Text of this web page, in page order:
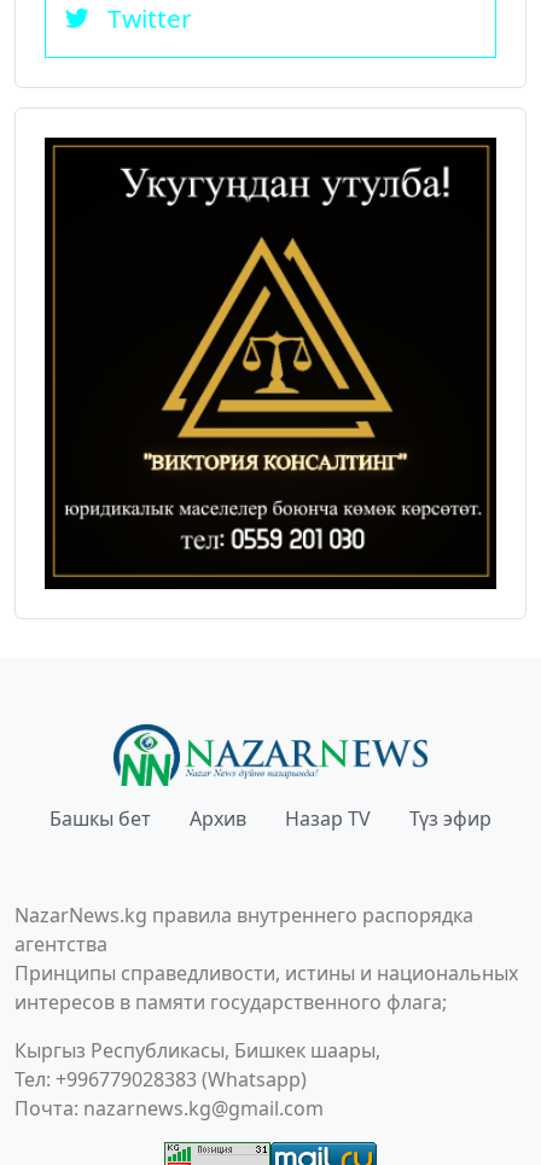
Twitter
Башкы бет Архив Назар TV Түз эфир
NazarNews.kg правила внутреннего распорядка
агентства
Принципы справедливости, истины и национальных
интересов в памяти государственного флага;
Кыргыз Республикасы, Бишкек шаары,
Тел: +996779028383 (Whatsapp)
Почта: nazarnews.kg@gmail.com